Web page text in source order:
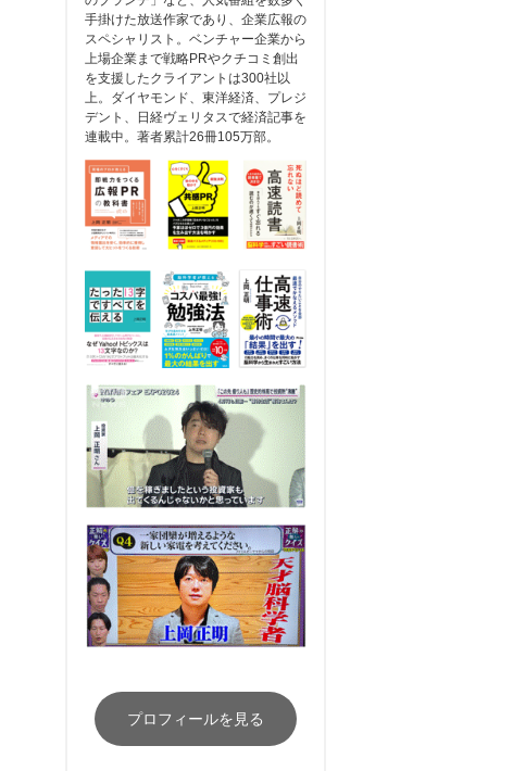
手掛けた放送作家であり、企業広報の
スペシャリスト。ベンチャー企業から
上場企業まで戦略PRやクチコミ創出
を支援したクライアントは300社以
上。ダイヤモンド、東洋経済、プレジ
デント、日経ヴェリタスで経済記事を
連載中。著者累計26冊105万部。
プロフィールを見る